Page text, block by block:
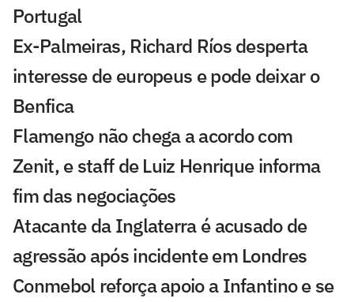
Portugal
Ex-Palmeiras, Richard Ríos desperta
interesse de europeus e pode deixar o
Benfica
Flamengo não chega a acordo com
Zenit, e staff de Luiz Henrique informa
fim das negociações
Atacante da Inglaterra é acusado de
agressão após incidente em Londres
Conmebol reforça apoio a Infantino e se